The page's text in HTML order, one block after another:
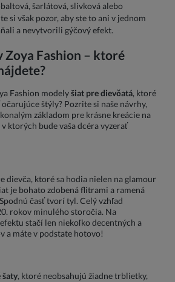
šarlátová, slivková alebo
si však pozor, aby ste to ani v jednom
a nevytvorili gýčový efekt.
Zoya Fashion – ktoré
Fashion modelyšiat pre dievčatá, ktoré
štýly? Pozrite si naše návrhy,
základom pre krásne kreácie na
ktorých bude vaša dcéra vyzerať
dievča, ktoré sa hodia nielen na glamour
je bohato zdobená flitrami a ramená
časť tvorí tyl. Celý vzhľad
rokov minulého storočia. Na
stačí len niekoľko decentných a
a máte v podstate hotovo!
šaty, ktoré neobsahujú žiadne trblietky,